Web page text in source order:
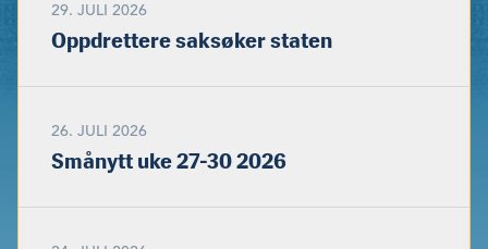
29. JULI 2026
Oppdrettere saksøker staten
26. JULI 2026
Smånytt uke 27-30 2026